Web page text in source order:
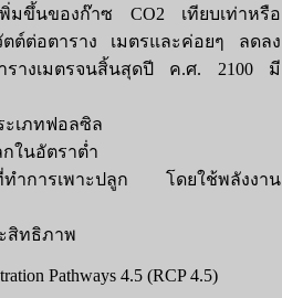
พิ่มขึ้นของก๊าซ CO2 เทียบเท่าหรือ
ต์ต่อตาราง เมตรและค่อยๆ ลดลง
รางเมตรจนสิ้นสุดปี ค.ศ. 2100 มี
ะเภทฟอลซิล
ในอัตราต่ำ
ทำการเพาะปลูก โดยใช้พลังงาน
สิทธิภาพ
Pathways 4.5 (RCP 4.5)